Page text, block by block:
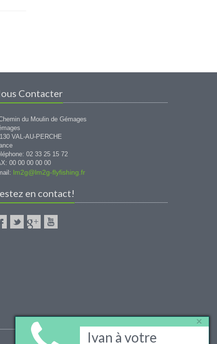
×
Ivan à votre
Contacter
du Moulin de Gémages
VAL-AU-PERCHE
02 33 25 15 72
00 00 00 00 00
lm2g@lm2g-flyfishing.fr
en contact!